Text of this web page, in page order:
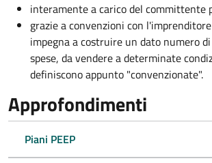
interamente a carico del committente
grazie a convenzioni con
impegna a costruire un dato numero
spese, da vendere a determinate
definiscono appunto "convenzionate".
Approfondimenti
Piani PEEP